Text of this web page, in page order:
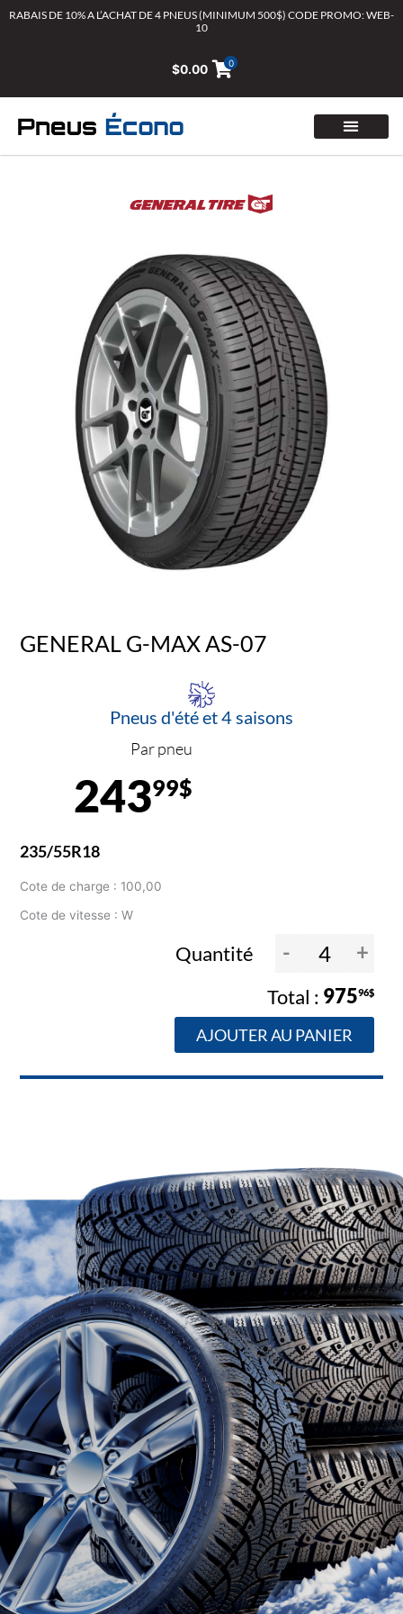
AllerRABAIS DE 10% A L’ACHAT DE 4 PNEUS (MINIMUM 500$) CODE PROMO: WEB-
10
$0.00 0
GENERAL G-MAX AS-07
Pneus d'été et 4 saisons
Par pneu
24399$
235/55R18
Cote de charge : 100,00
Cote de vitesse : W
Quantité - +
97596$
AJOUTER AU PANIER